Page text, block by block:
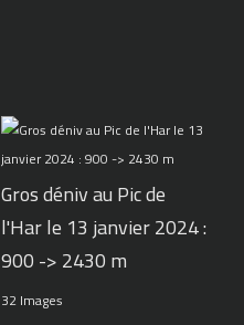
Gros déniv au Pic de
l'Har le 13 janvier 2024 :
900 -> 2430 m
32 Images